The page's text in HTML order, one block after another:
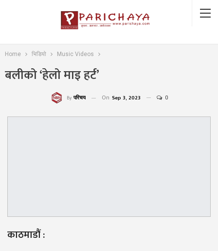
Home भिडियो Music Videos
बलीको ‘हेलो माइ हर्ट’
By परिचय On Sep 3, 2023 0
काठमाडौं :